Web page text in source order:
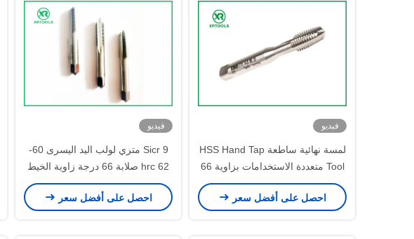
فيديو
لمسة نهائية ساطعة HSS Hand Tap
Tool متعددة الاستخدامات بزاوية 66
درجة ISO529 قياسي
احصل على أفضل سعر
فيديو
9 Sicr متري لولب اليد اليسرى 60-
62 hrc صلابة 66 درجة زاوية الخيط
احصل على أفضل سعر